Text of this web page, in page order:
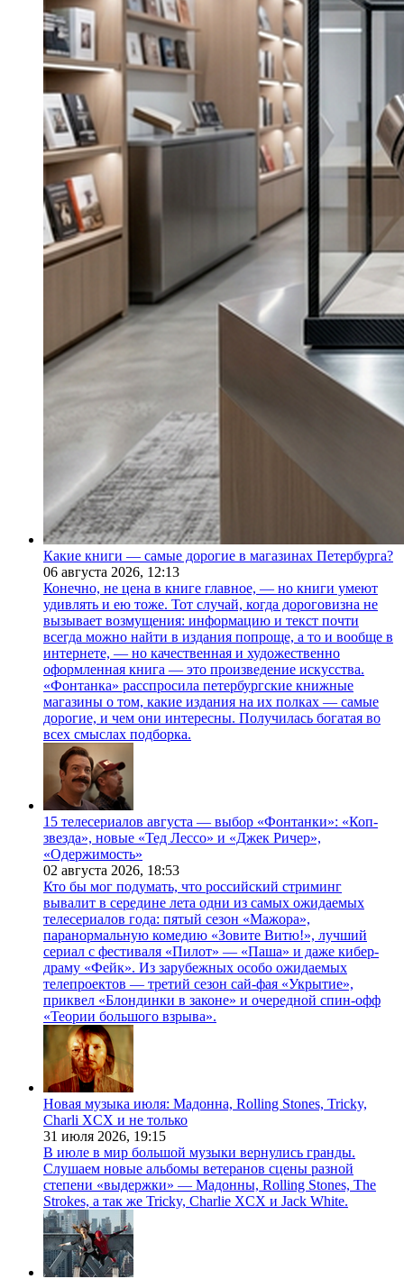
Какие книги — самые дорогие в магазинах Петербурга?
06 августа 2026, 12:13
Конечно, не цена в книге главное, — но книги умеют
удивлять и ею тоже. Тот случай, когда дороговизна не
вызывает возмущения: информацию и текст почти
всегда можно найти в издания попроще, а то и вообще в
интернете, — но качественная и художественно
оформленная книга — это произведение искусства.
«Фонтанка» расспросила петербургские книжные
магазины о том, какие издания на их полках — самые
дорогие, и чем они интересны. Получилась богатая во
всех смыслах подборка.
15 телесериалов августа — выбор «Фонтанки»: «Коп-
звезда», новые «Тед Лессо» и «Джек Ричер»,
«Одержимость»
02 августа 2026, 18:53
Кто бы мог подумать, что российский стриминг
вывалит в середине лета одни из самых ожидаемых
телесериалов года: пятый сезон «Мажора»,
паранормальную комедию «Зовите Витю!», лучший
сериал с фестиваля «Пилот» — «Паша» и даже кибер-
драму «Фейк». Из зарубежных особо ожидаемых
телепроектов — третий сезон сай-фая «Укрытие»,
приквел «Блондинки в законе» и очередной спин-офф
«Теории большого взрыва».
Новая музыка июля: Мадонна, Rolling Stones, Tricky,
Charli XCX и не только
31 июля 2026, 19:15
В июле в мир большой музыки вернулись гранды.
Слушаем новые альбомы ветеранов сцены разной
степени «выдержки» — Мадонны, Rolling Stones, The
Strokes, а так же Tricky, Charlie XCX и Jack White.